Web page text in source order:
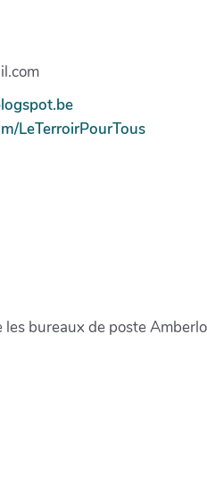
LeTerroirPourTous
les bureaux de poste